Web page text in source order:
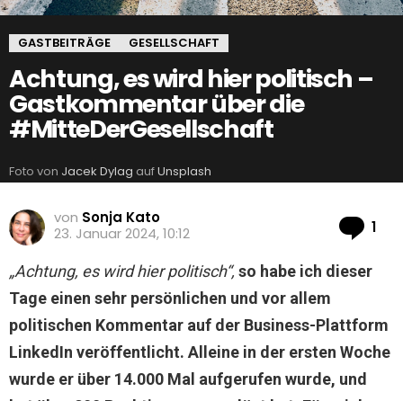
GASTBEITRÄGE GESELLSCHAFT
Achtung, es wird hier politisch –
Gastkommentar über die
#MitteDerGesellschaft
Foto von Jacek Dylag aufUnsplash
von Sonja Kato
23. Januar 2024, 10:12
1
„Achtung, es wird hier politisch“, so habe ich dieser
Tage einen sehr persönlichen und vor allem
politischen Kommentar auf der Business-Plattform
LinkedIn veröffentlicht. Alleine in der ersten Woche
wurde er über 14.000 Mal aufgerufen wurde, und